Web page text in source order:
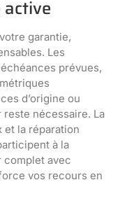
garantie,
Les
prévues,
d’origine ou
nécessaire. La
la réparation
à la
complet avec
vos recours en